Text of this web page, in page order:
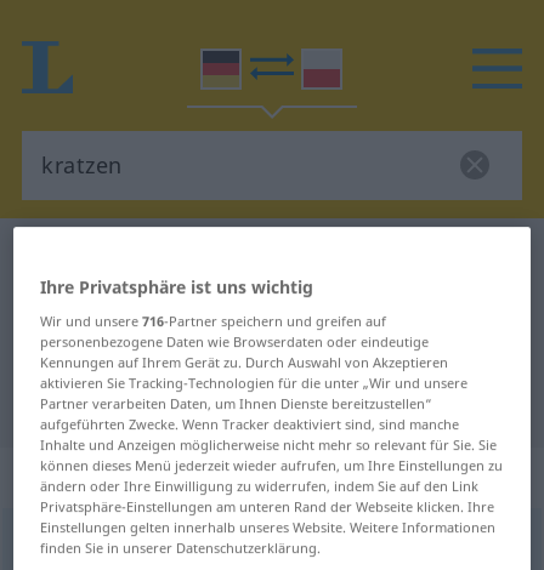
Deutsch-Polnisch Übersetzung für
"kratzen"
"kratzen" Polnisch Übersetzung
„kratzen“: transitives Verb
kratzen v/t <-zt>
Ihre Privatsphäre ist uns wichtig
Wir und unsere716-Partner speichern und greifen auf
personenbezogene Daten wie Browserdaten oder eindeutige
Kennungen auf Ihrem Gerät zu. Durch Auswahl von Akzeptieren
aktivieren Sie Tracking-Technologien für die unter „Wir und unsere
Partner verarbeiten Daten, um Ihnen Dienste bereitzustellen“
aufgeführten Zwecke. Wenn Tracker deaktiviert sind, sind manche
Inhalte und Anzeigen möglicherweise nicht mehr so relevant für Sie. Sie
können dieses Menü jederzeit wieder aufrufen, um Ihre Einstellungen zu
ändern oder Ihre Einwilligung zu widerrufen, indem Sie auf den Link
Privatsphäre-Einstellungen am unteren Rand der Webseite klicken. Ihre
Einstellungen gelten innerhalb unseres Website. Weitere Informationen
finden Sie in unserer Datenschutzerklärung.